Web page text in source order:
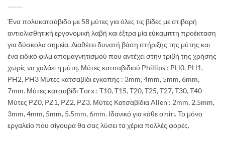
Ένα πολυκατσάβιδο με 58 μύτες για όλες τις βίδες με στιβαρή
αντιολισθητική εργονομική λαβή και έξτρα μία εύκαμπτη προέκταση
για δύσκολα σημεία. Διαθέτει δυνατή βάση στήριξης της μύτης και
ένα ειδικό φιλμ απομαγνητισμού που αντέχει στην τριβή της χρήσης
χωρίς να χαλάει η μύτη. Μύτες κατσαβιδιού Phillips : PH0, PH1,
PH2, PH3 Μύτες κατσαβίδι εγκοπής : 3mm, 4mm, 5mm, 6mm,
7mm. Μύτες κατσαβίδι Τorx : T10, T15, T20, T25, T27, T30, T40
Μύτες PZ0, PZ1, PZ2, PZ3. Μύτες Κατσαβίδια Allen : 2mm, 2.5mm,
3mm, 4mm, 5mm, 5.5mm, 6mm. Ιδανικό για κάθε σπίτι. Το μόνο
εργαλείο που σίγουρα θα σας λύσει τα χέρια πολλές φορές.